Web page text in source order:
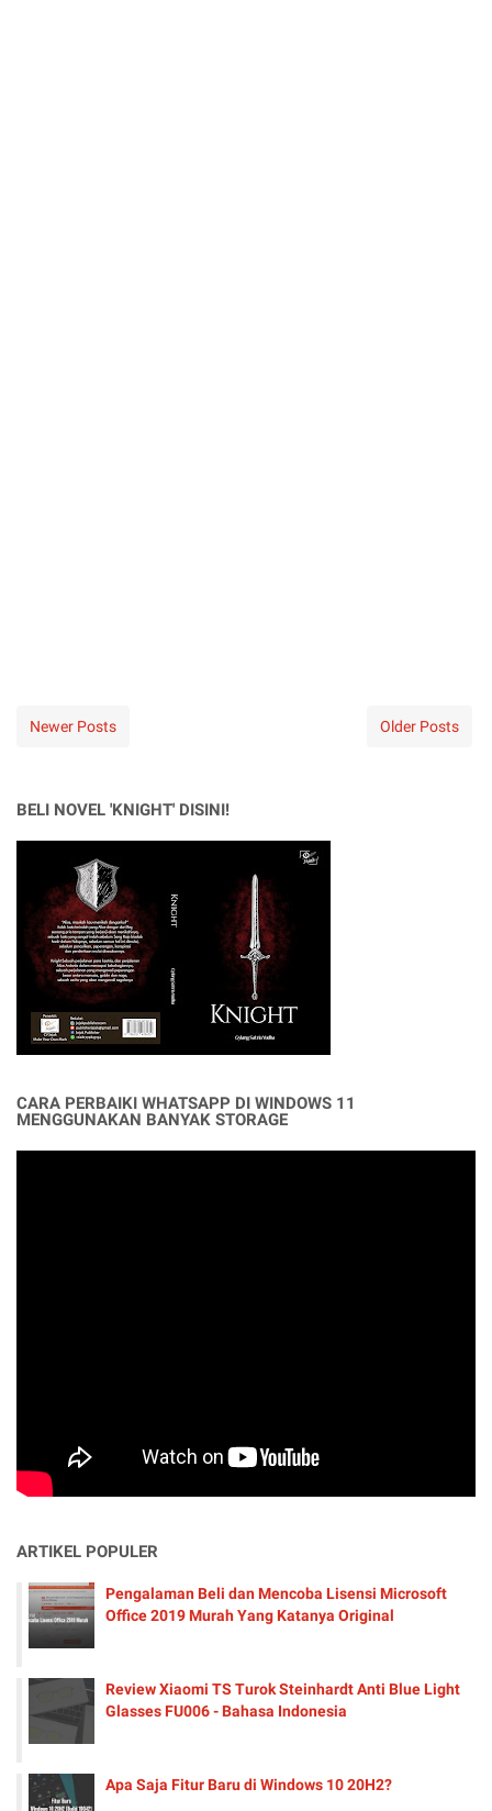
Newer Posts Older Posts
BELI NOVEL 'KNIGHT' DISINI!
CARA PERBAIKI WHATSAPP DI WINDOWS 11
MENGGUNAKAN BANYAK STORAGE
ARTIKEL POPULER
Pengalaman Beli dan Mencoba Lisensi Microsoft
Office 2019 Murah Yang Katanya Original
Review Xiaomi TS Turok Steinhardt Anti Blue Light
Glasses FU006 - Bahasa Indonesia
Apa Saja Fitur Baru di Windows 10 20H2?